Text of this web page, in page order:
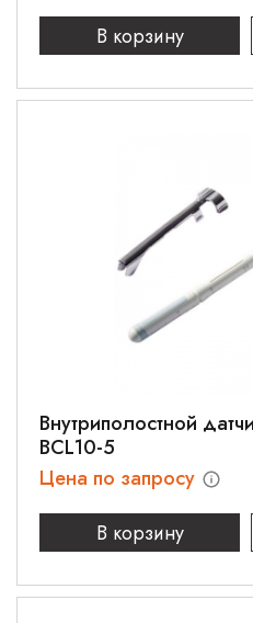
В корзину
Внутриполостной
BCL10-5
Цена по запросу
В корзину